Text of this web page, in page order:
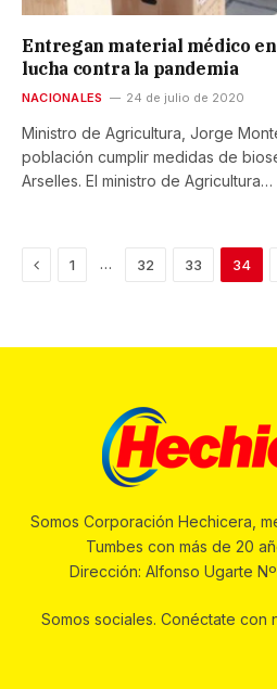
Entregan material médico
lucha contra la pandemia
NACIONALES 24 de julio de 2020
Ministro de Agricultura, Jorge
población cumplir medidas de
Arselles. El ministro de Agricultura…
Previous
1 … 32 33 34
Somos Corporación Hechicera,
Tumbes con más de 20
Dirección: Alfonso Ugarte
Somos sociales. Conéctate con